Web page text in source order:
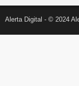
Alerta Digital - © 2024